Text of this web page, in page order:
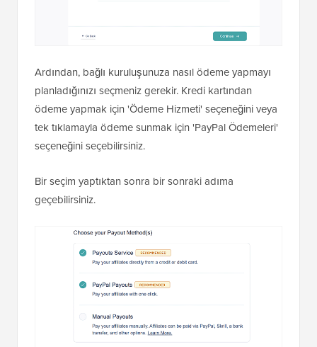
Ardından, bağlı kuruluşunuza nasıl ödeme yapmayı
planladığınızı seçmeniz gerekir. Kredi kartından
ödeme yapmak için 'Ödeme Hizmeti' seçeneğini veya
tek tıklamayla ödeme sunmak için 'PayPal Ödemeleri'
seçeneğini seçebilirsiniz.
Bir seçim yaptıktan sonra bir sonraki adıma
geçebilirsiniz.